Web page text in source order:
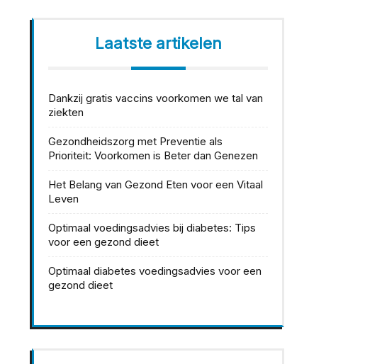
Laatste artikelen
Dankzij gratis vaccins voorkomen we tal van
ziekten
Gezondheidszorg met Preventie als
Prioriteit: Voorkomen is Beter dan Genezen
Het Belang van Gezond Eten voor een Vitaal
Leven
Optimaal voedingsadvies bij diabetes: Tips
voor een gezond dieet
Optimaal diabetes voedingsadvies voor een
gezond dieet